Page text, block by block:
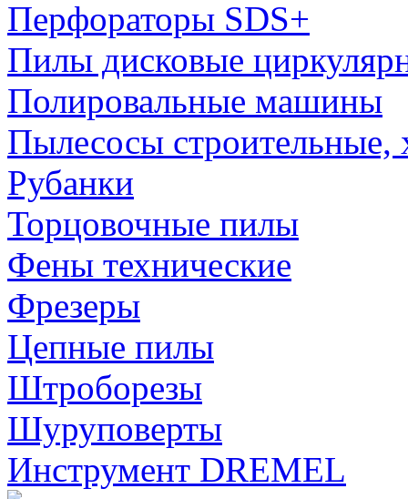
Перфораторы SDS+
Пилы дисковые
Полировальные машины
Пылесосы строительные,
Рубанки
Торцовочные пилы
Фены технические
Фрезеры
Цепные пилы
Штроборезы
Шуруповерты
Инструмент DREMEL